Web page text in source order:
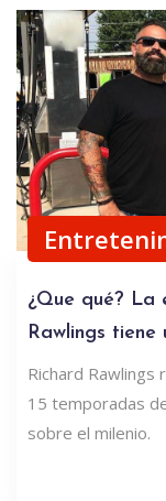
¿Que qué?
Rawlings
Richard
15 temporadas
sobre el milenio.